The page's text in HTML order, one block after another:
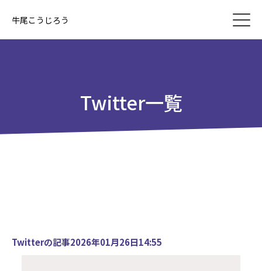
牛尾こうじろう
Twitter一覧
Twitterの記事2026年01月26日14:55